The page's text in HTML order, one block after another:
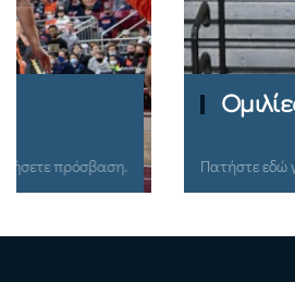
Ομιλίες Σεμιναρίων
Πατήστε εδώ για να συνδεθείτε και